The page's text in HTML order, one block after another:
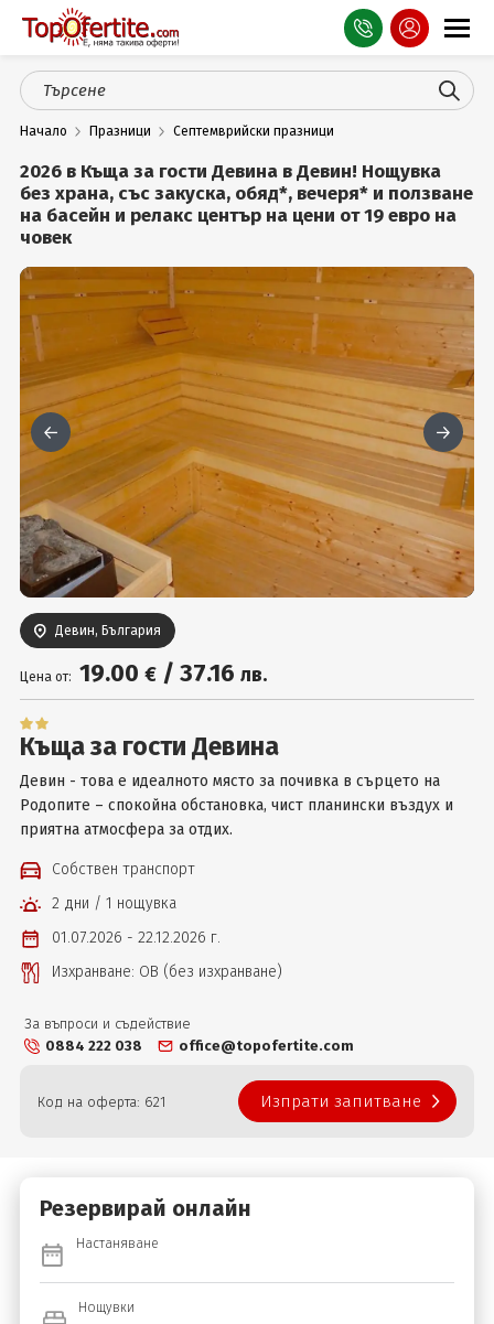
Оферти
СПА
Планина
Море
Чужбина
Празници
Турция
Гърция
Услуги
Вход
Начало Празници Септемврийски празници
2026 в Къща за гости Девина в Девин! Нощувка
без храна, със закуска, обяд*, вечеря* и ползване
на басейн и релакс център на цени от 19 евро на
човек
Девин, България
Цена от: 19.00 € / 37.16 лв.
Къща за гости Девина
Девин - това е идеалното място за почивка в сърцето на
Родопите – спокойна обстановка, чист планински въздух и
приятна атмосфера за отдих.
Собствен транспорт
2 дни / 1 нощувка
01.07.2026 - 22.12.2026 г.
Изхранване: ОВ (без изхранване)
За въпроси и съдействие
0884 222 038
office@topofertite.com
Код на оферта: 621 Изпрати запитване
Резервирай онлайн
Настаняване
Нощувки